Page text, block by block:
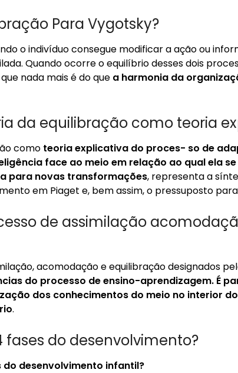
Para Vygotsky?
o indivíduo consegue modificar a ação ou
Quando ocorre o equilíbrio desses dois
nada mais é do que a harmonia da
da equilibração como teoria
como teoria explicativa do proces- so de
face ao meio em relação ao qual ela
para novas transformações, representa a
em Piaget e, bem assim, o pressuposto
de assimilação
acomodação e equilibração designados
do processo de ensino-aprendizagem. É
dos conhecimentos do meio no interior
.
fases do desenvolvimento?
do desenvolvimento infantil?